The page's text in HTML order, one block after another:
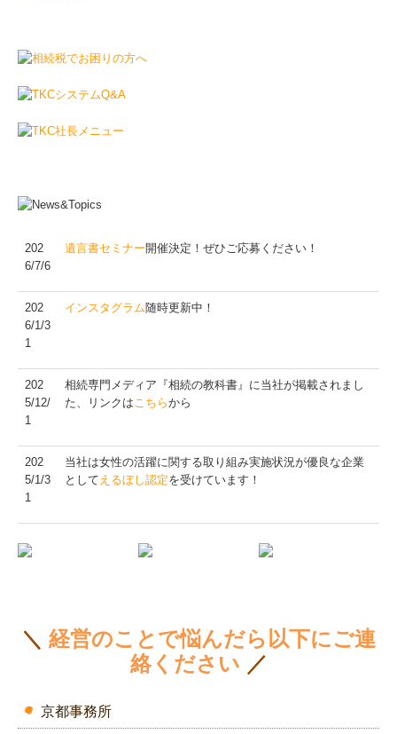
202
6/7/6
遺言書セミナー開催決定！ぜひご応募ください！
202
6/1/3
1
インスタグラム随時更新中！
202
5/12/
1
相続専門メディア『相続の教科書』に当社が掲載されまし
た、リンクは こちらから
202
5/1/3
1
当社は女性の活躍に関する取り組み実施状況が優良な企業
として えるぼし認定を受けています！
＼ 経営のことで悩んだら以下にご連
絡ください ／
京都事務所